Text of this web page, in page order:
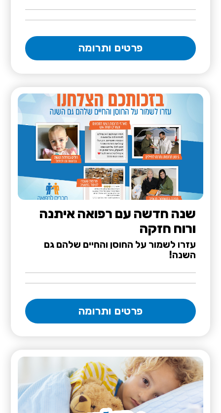
פרטים ותרומה
שנה חדשה עם רפואה איתנה
ורוח חזקה
עזרו לשמור על החוסן והחיים שלהם גם
השנה!
פרטים ותרומה